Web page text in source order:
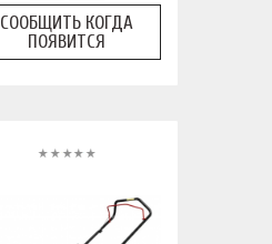
СООБЩИТЬ КОГДА
ПОЯВИТСЯ